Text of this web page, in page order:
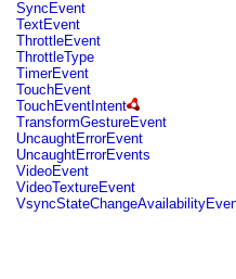
mx.charts
mx.charts.chartClasses
mx.charts.effects
mx.charts.effects.effectClasses
mx.charts.events
mx.charts.renderers
mx.charts.series
mx.charts.series.items
mx.charts.series.renderData
mx.charts.styles
mx.collections
mx.collections.errors
mx.containers
SyncEvent
TextEvent
ThrottleEvent
ThrottleType
TimerEvent
TouchEvent
TouchEventIntent
TransformGestureEvent
UncaughtErrorEvent
UncaughtErrorEvents
VideoEvent
VideoTextureEvent